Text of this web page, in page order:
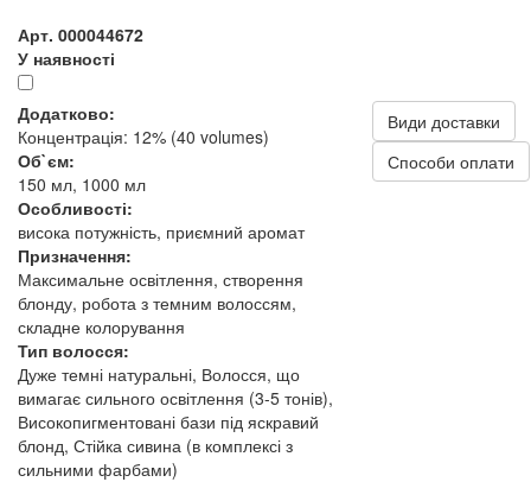
Арт. 000044672
У наявності
Додатково:
Концентрація: 12% (40 volumes)
Об`єм:
150 мл, 1000 мл
Особливості:
висока потужність, приємний аромат
Призначення:
Максимальне освітлення, створення
блонду, робота з темним волоссям,
складне колорування
Тип волосся:
Дуже темні натуральні, Волосся, що
вимагає сильного освітлення (3-5 тонів),
Високопигментовані бази під яскравий
блонд, Стійка сивина (в комплексі з
сильними фарбами)
Види доставки
Способи оплати